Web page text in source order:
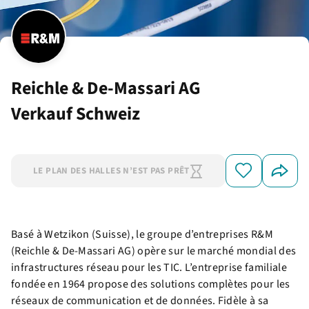
Reichle & De-Massari AG
Verkauf Schweiz
LE PLAN DES HALLES N’EST PAS PRÊT
Basé à Wetzikon (Suisse), le groupe d’entreprises R&M
(Reichle & De-Massari AG) opère sur le marché mondial des
infrastructures réseau pour les TIC. L’entreprise familiale
fondée en 1964 propose des solutions complètes pour les
réseaux de communication et de données. Fidèle à sa